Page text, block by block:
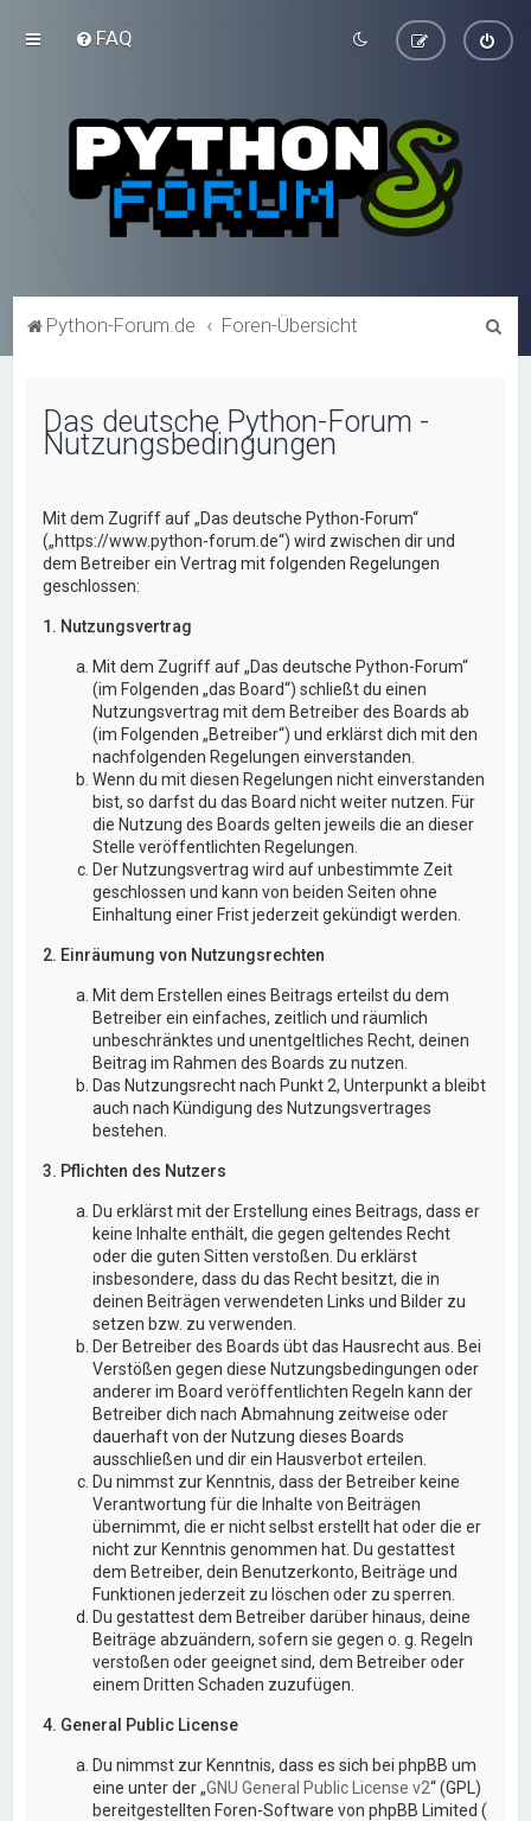
FAQ
Python-Forum.de Foren-Übersicht
Das deutsche Python-Forum -
Nutzungsbedingungen
Mit dem Zugriff auf „Das deutsche Python-Forum“
(„https://www.python-forum.de“) wird zwischen dir und
dem Betreiber ein Vertrag mit folgenden Regelungen
geschlossen:
1. Nutzungsvertrag
Mit dem Zugriff auf „Das deutsche Python-Forum“
(im Folgenden „das Board“) schließt du einen
Nutzungsvertrag mit dem Betreiber des Boards ab
(im Folgenden „Betreiber“) und erklärst dich mit den
nachfolgenden Regelungen einverstanden.
Wenn du mit diesen Regelungen nicht einverstanden
bist, so darfst du das Board nicht weiter nutzen. Für
die Nutzung des Boards gelten jeweils die an dieser
Stelle veröffentlichten Regelungen.
Der Nutzungsvertrag wird auf unbestimmte Zeit
geschlossen und kann von beiden Seiten ohne
Einhaltung einer Frist jederzeit gekündigt werden.
2. Einräumung von Nutzungsrechten
Mit dem Erstellen eines Beitrags erteilst du dem
Betreiber ein einfaches, zeitlich und räumlich
unbeschränktes und unentgeltliches Recht, deinen
Beitrag im Rahmen des Boards zu nutzen.
Das Nutzungsrecht nach Punkt 2, Unterpunkt a bleibt
auch nach Kündigung des Nutzungsvertrages
bestehen.
3. Pflichten des Nutzers
Du erklärst mit der Erstellung eines Beitrags, dass er
keine Inhalte enthält, die gegen geltendes Recht
oder die guten Sitten verstoßen. Du erklärst
insbesondere, dass du das Recht besitzt, die in
deinen Beiträgen verwendeten Links und Bilder zu
setzen bzw. zu verwenden.
Der Betreiber des Boards übt das Hausrecht aus. Bei
Verstößen gegen diese Nutzungsbedingungen oder
anderer im Board veröffentlichten Regeln kann der
Betreiber dich nach Abmahnung zeitweise oder
dauerhaft von der Nutzung dieses Boards
ausschließen und dir ein Hausverbot erteilen.
Du nimmst zur Kenntnis, dass der Betreiber keine
Verantwortung für die Inhalte von Beiträgen
übernimmt, die er nicht selbst erstellt hat oder die er
nicht zur Kenntnis genommen hat. Du gestattest
dem Betreiber, dein Benutzerkonto, Beiträge und
Funktionen jederzeit zu löschen oder zu sperren.
Du gestattest dem Betreiber darüber hinaus, deine
Beiträge abzuändern, sofern sie gegen o. g. Regeln
verstoßen oder geeignet sind, dem Betreiber oder
einem Dritten Schaden zuzufügen.
4. General Public License
Du nimmst zur Kenntnis, dass es sich bei phpBB um
eine unter der „GNU General Public License v2“ (GPL)
bereitgestellten Foren-Software von phpBB Limited (